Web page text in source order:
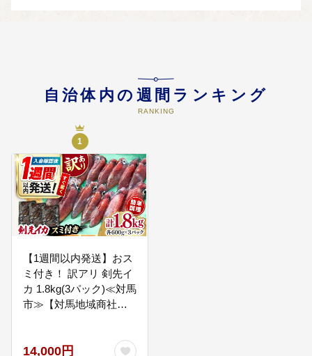
島
島固有の自然、歴史の保全・活用
に努めます。
05
“しまづくり”市長おまかせ
自治体内の週間ランキング
RANKING
1
【1週間以内発送】おス
ミ付き！ 訳アリ 剣先イ
カ 1.8kg(3パック)≪対馬
市≫【対馬地域商社】
カスミパスタ [WAC051]
14,000円